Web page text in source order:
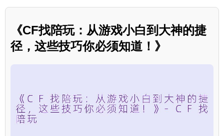
《CF找陪玩：从游戏小白到大神的捷
径，这些技巧你必须知道！》